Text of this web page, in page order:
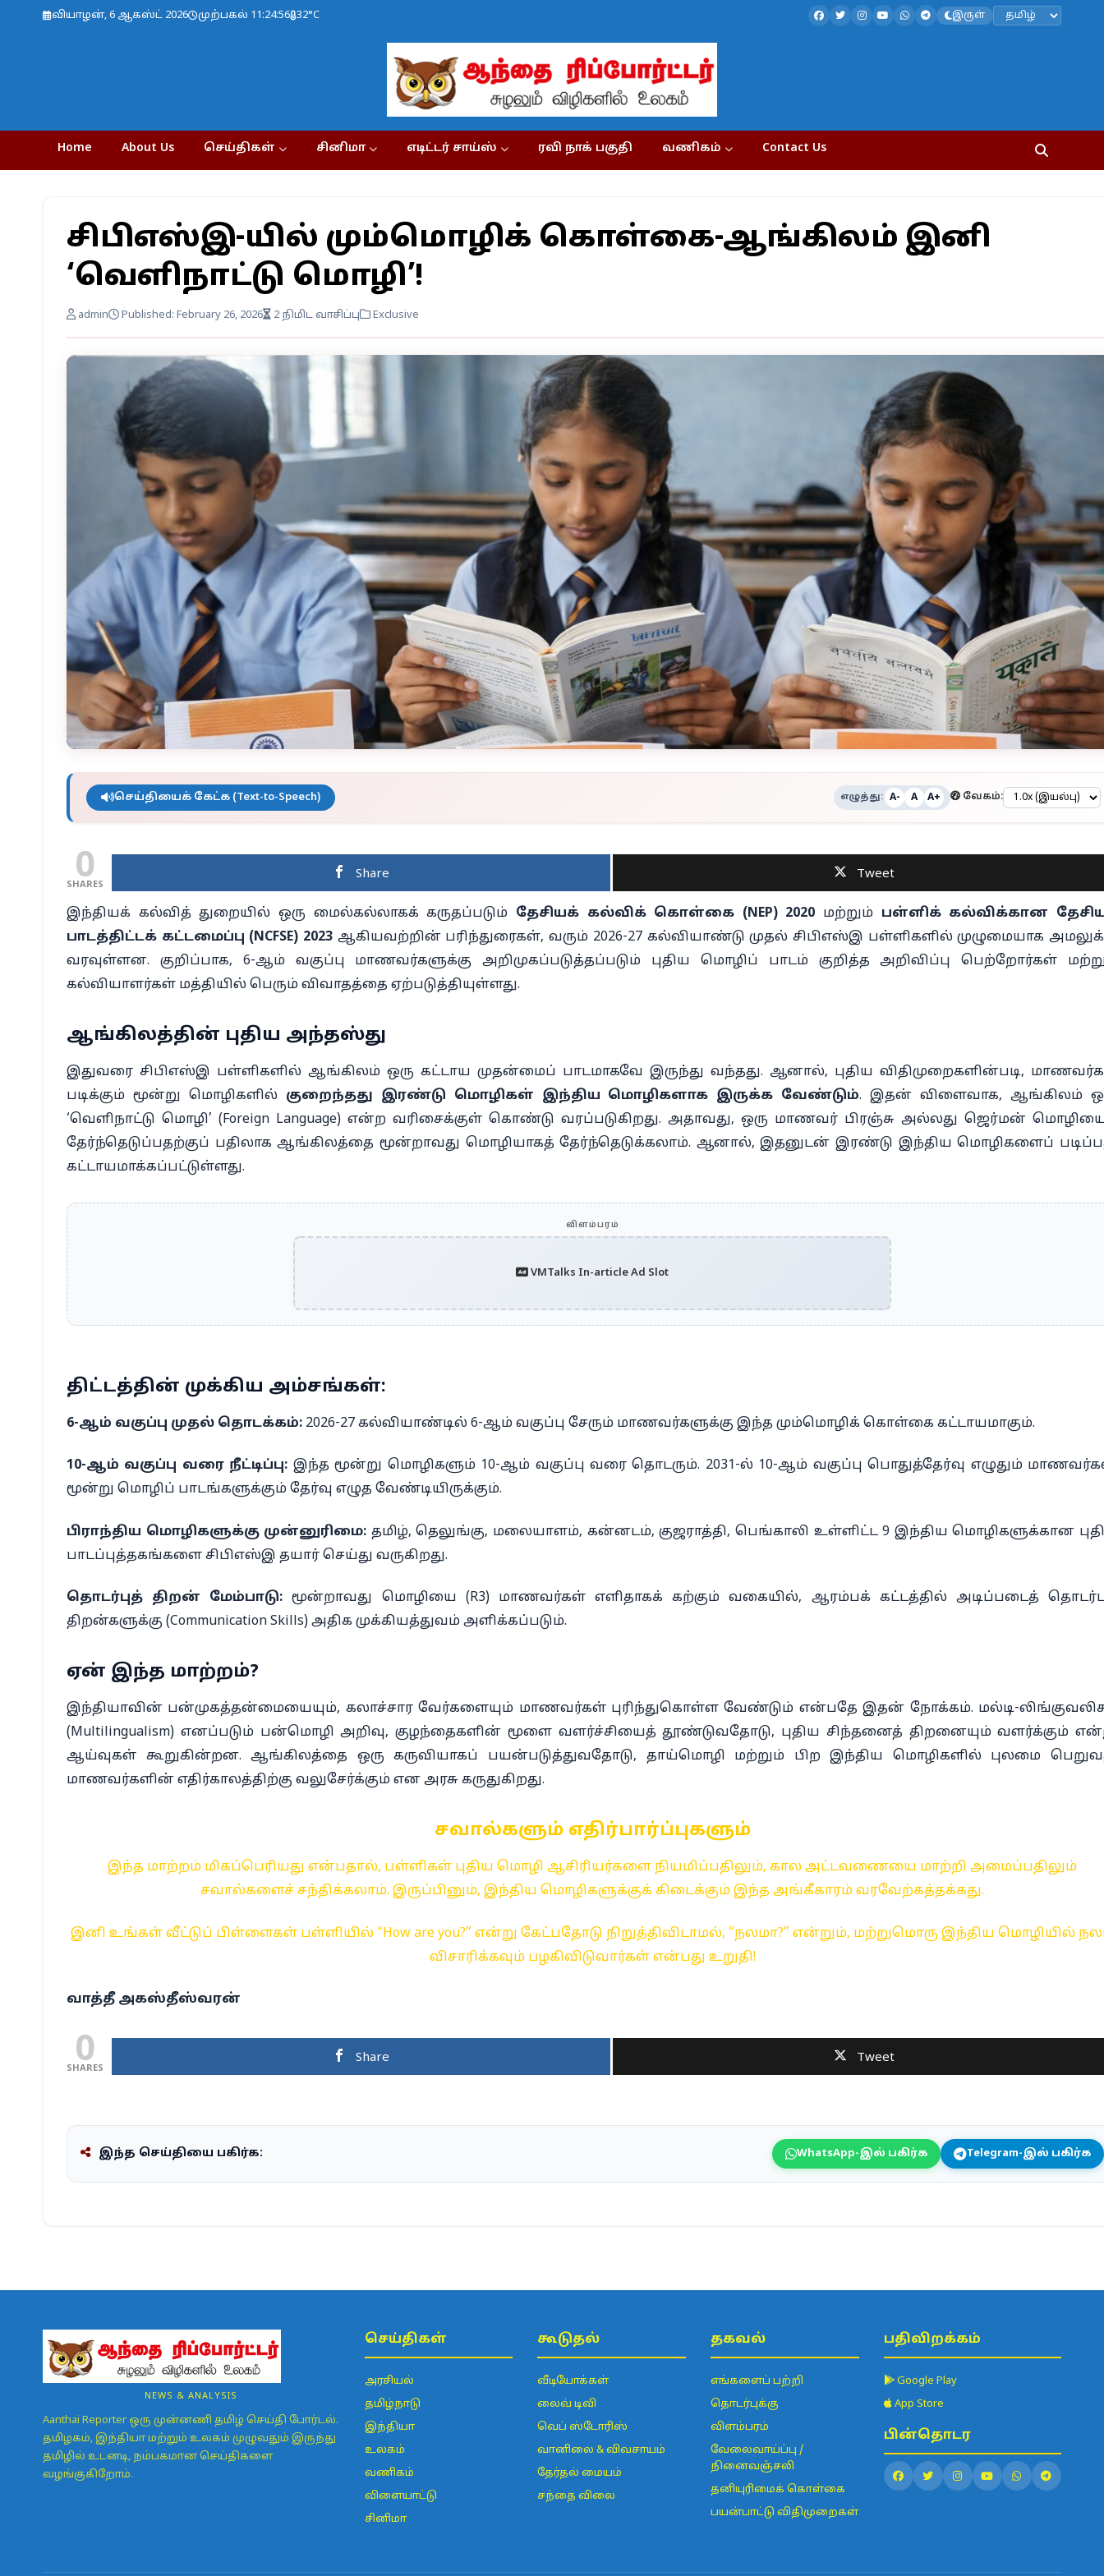
வியாழன், 6 ஆகஸ்ட் 2026 முற்பகல் 11:24:57 32°C இருள்
Home About Us செய்திகள் சினிமா எடிட்டர் சாய்ஸ் ரவி நாக் பகுதி வணிகம் Contact Us
சிபிஎஸ்இ-யில் மும்மொழிக் கொள்கை-ஆங்கிலம் இனி
‘வெளிநாட்டு மொழி’!
admin Published: February 26, 2026 2 நிமிட வாசிப்பு Exclusive
செய்தியைக் கேட்க (Text-to-Speech) எழுத்து: A- A A+ வேகம்:
0
SHARES
Share Tweet
இந்தியக் கல்வித் துறையில் ஒரு மைல்கல்லாகக் கருதப்படும் தேசியக் கல்விக் கொள்கை (NEP) 2020 மற்றும் பள்ளிக் கல்விக்கான
பாடத்திட்டக் கட்டமைப்பு (NCFSE) 2023 ஆகியவற்றின் பரிந்துரைகள், வரும் 2026-27 கல்வியாண்டு முதல் சிபிஎஸ்இ பள்ளிகளில் முழுமையாக
வரவுள்ளன. குறிப்பாக, 6-ஆம் வகுப்பு மாணவர்களுக்கு அறிமுகப்படுத்தப்படும் புதிய மொழிப் பாடம் குறித்த அறிவிப்பு பெற்றோர்கள்
கல்வியாளர்கள் மத்தியில் பெரும் விவாதத்தை ஏற்படுத்தியுள்ளது.
ஆங்கிலத்தின் புதிய அந்தஸ்து
இதுவரை சிபிஎஸ்இ பள்ளிகளில் ஆங்கிலம் ஒரு கட்டாய முதன்மைப் பாடமாகவே இருந்து வந்தது. ஆனால், புதிய விதிமுறைகளின்படி,
படிக்கும் மூன்று மொழிகளில் குறைந்தது இரண்டு மொழிகள் இந்திய மொழிகளாக இருக்க வேண்டும். இதன் விளைவாக, ஆங்கிலம்
‘வெளிநாட்டு மொழி’ (Foreign Language) என்ற வரிசைக்குள் கொண்டு வரப்படுகிறது. அதாவது, ஒரு மாணவர் பிரஞ்சு அல்லது ஜெர்மன்
தேர்ந்தெடுப்பதற்குப் பதிலாக ஆங்கிலத்தை மூன்றாவது மொழியாகத் தேர்ந்தெடுக்கலாம். ஆனால், இதனுடன் இரண்டு இந்திய மொழிகளைப்
கட்டாயமாக்கப்பட்டுள்ளது.
விளம்பரம்
VMTalks In-article Ad Slot
திட்டத்தின் முக்கிய அம்சங்கள்:
6-ஆம் வகுப்பு முதல் தொடக்கம்: 2026-27 கல்வியாண்டில் 6-ஆம் வகுப்பு சேரும் மாணவர்களுக்கு இந்த மும்மொழிக் கொள்கை கட்டாயமாகும்.
10-ஆம் வகுப்பு வரை நீட்டிப்பு: இந்த மூன்று மொழிகளும் 10-ஆம் வகுப்பு வரை தொடரும். 2031-ல் 10-ஆம் வகுப்பு பொதுத்தேர்வு எழுதும்
மூன்று மொழிப் பாடங்களுக்கும் தேர்வு எழுத வேண்டியிருக்கும்.
பிராந்திய மொழிகளுக்கு முன்னுரிமை: தமிழ், தெலுங்கு, மலையாளம், கன்னடம், குஜராத்தி, பெங்காலி உள்ளிட்ட 9 இந்திய மொழிகளுக்கான
பாடப்புத்தகங்களை சிபிஎஸ்இ தயார் செய்து வருகிறது.
தொடர்புத் திறன் மேம்பாடு: மூன்றாவது மொழியை (R3) மாணவர்கள் எளிதாகக் கற்கும் வகையில், ஆரம்பக் கட்டத்தில் அடிப்படைத்
திறன்களுக்கு (Communication Skills) அதிக முக்கியத்துவம் அளிக்கப்படும்.
ஏன் இந்த மாற்றம்?
இந்தியாவின் பன்முகத்தன்மையையும், கலாச்சார வேர்களையும் மாணவர்கள் புரிந்துகொள்ள வேண்டும் என்பதே இதன் நோக்கம். மல்டி-
(Multilingualism) எனப்படும் பன்மொழி அறிவு, குழந்தைகளின் மூளை வளர்ச்சியைத் தூண்டுவதோடு, புதிய சிந்தனைத் திறனையும் வளர்க்கும்
ஆய்வுகள் கூறுகின்றன. ஆங்கிலத்தை ஒரு கருவியாகப் பயன்படுத்துவதோடு, தாய்மொழி மற்றும் பிற இந்திய மொழிகளில் புலமை
மாணவர்களின் எதிர்காலத்திற்கு வலுசேர்க்கும் என அரசு கருதுகிறது.
சவால்களும் எதிர்பார்ப்புகளும்
இந்த மாற்றம் மிகப்பெரியது என்பதால், பள்ளிகள் புதிய மொழி ஆசிரியர்களை நியமிப்பதிலும், கால அட்டவணையை மாற்றி அமைப்பதிலும்
சவால்களைச் சந்திக்கலாம். இருப்பினும், இந்திய மொழிகளுக்குக் கிடைக்கும் இந்த அங்கீகாரம் வரவேற்கத்தக்கது.
இனி உங்கள் வீட்டுப் பிள்ளைகள் பள்ளியில் “How are you?” என்று கேட்பதோடு நிறுத்திவிடாமல், “நலமா?” என்றும், மற்றுமொரு இந்திய மொழியில்
விசாரிக்கவும் பழகிவிடுவார்கள் என்பது உறுதி!
வாத்தீ அகஸ்தீஸ்வரன்
0
SHARES
Share Tweet
இந்த செய்தியை பகிர்க: WhatsApp-இல் பகிர்க Telegram-இல் பகிர்க
NEWS & ANALYSIS
Aanthai Reporter ஒரு முன்னணி தமிழ் செய்தி போர்டல்.
தமிழகம், இந்தியா மற்றும் உலகம் முழுவதும் இருந்து
தமிழில் உடனடி, நம்பகமான செய்திகளை
வழங்குகிறோம்.
செய்திகள்
அரசியல்
தமிழ்நாடு
இந்தியா
உலகம்
வணிகம்
விளையாட்டு
சினிமா
கூடுதல்
வீடியோக்கள்
லைவ் டிவி
வெப் ஸ்டோரிஸ்
வானிலை & விவசாயம்
தேர்தல் மையம்
சந்தை விலை
தகவல்
எங்களைப் பற்றி
தொடர்புக்கு
விளம்பரம்
வேலைவாய்ப்பு /
நினைவஞ்சலி
தனியுரிமைக் கொள்கை
பயன்பாட்டு விதிமுறைகள்
பதிவிறக்கம்
Google Play
App Store
பின்தொடர